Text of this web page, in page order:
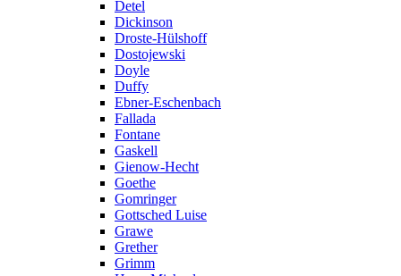
Detel
Dickinson
Droste-Hülshoff
Dostojewski
Doyle
Duffy
Ebner-Eschenbach
Fallada
Fontane
Gaskell
Gienow-Hecht
Goethe
Gomringer
Gottsched Luise
Grawe
Grether
Grimm